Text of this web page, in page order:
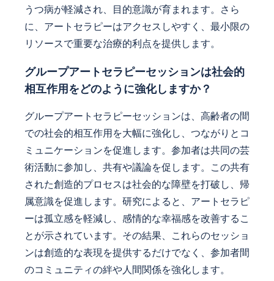
うつ病が軽減され、目的意識が育まれます。さら
に、アートセラピーはアクセスしやすく、最小限の
リソースで重要な治療的利点を提供します。
グループアートセラピーセッションは社会的
相互作用をどのように強化しますか？
グループアートセラピーセッションは、高齢者の間
での社会的相互作用を大幅に強化し、つながりとコ
ミュニケーションを促進します。参加者は共同の芸
術活動に参加し、共有や議論を促します。この共有
された創造的プロセスは社会的な障壁を打破し、帰
属意識を促進します。研究によると、アートセラピ
ーは孤立感を軽減し、感情的な幸福感を改善するこ
とが示されています。その結果、これらのセッショ
ンは創造的な表現を提供するだけでなく、参加者間
のコミュニティの絆や人間関係を強化します。